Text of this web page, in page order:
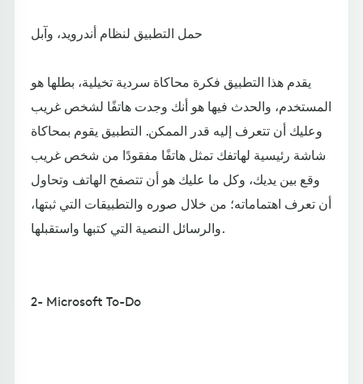
حمل التطبيق لنظام أندرويد، وآبل
يقدم هذا التطبيق فكرة محاكاة سردية تخيلية، بطلها هو
المستخدم، والحدث فيها هو أنك وجدت هاتفًا لشخص غريب
وعليك أن تتعرف إليه قدر الممكن. التطبيق يقوم بمحاكاة
شاشة رئيسية لهاتفك تمثل هاتفًا مفقودًا من شخص غريب
وقع بين يديك، وكل ما عليك هو أن تتصفح الهاتف وتحاول
أن تعرف اهتماماته؛ من خلال صوره والتطبيقات التي ثبتها،
والرسائل النصية التي كتبها واستقبلها.
2- Microsoft To-Do